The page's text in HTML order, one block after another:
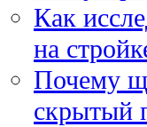
Как
на
Почему
скрытый